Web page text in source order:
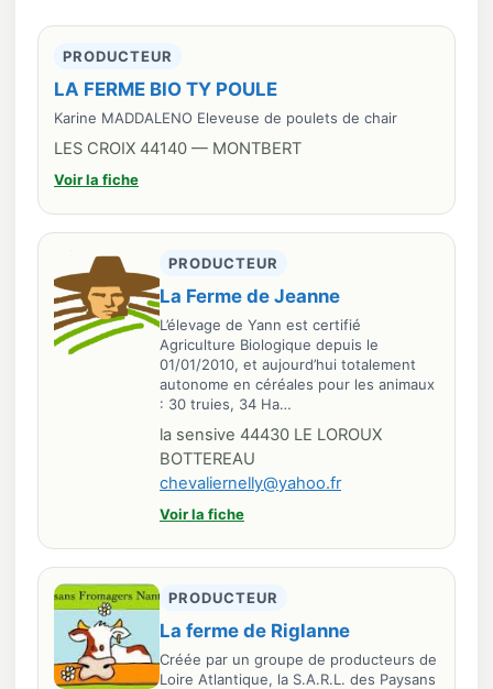
PRODUCTEUR
LA FERME BIO TY POULE
Karine MADDALENO Eleveuse de poulets de chair
LES CROIX 44140 — MONTBERT
Voir la fiche
PRODUCTEUR
La Ferme de Jeanne
L’élevage de Yann est certifié
Agriculture Biologique depuis le
01/01/2010, et aujourd’hui totalement
autonome en céréales pour les animaux
: 30 truies, 34 Ha…
la sensive 44430 LE LOROUX
BOTTEREAU
chevaliernelly@yahoo.fr
Voir la fiche
PRODUCTEUR
La ferme de Riglanne
Créée par un groupe de producteurs de
Loire Atlantique, la S.A.R.L. des Paysans